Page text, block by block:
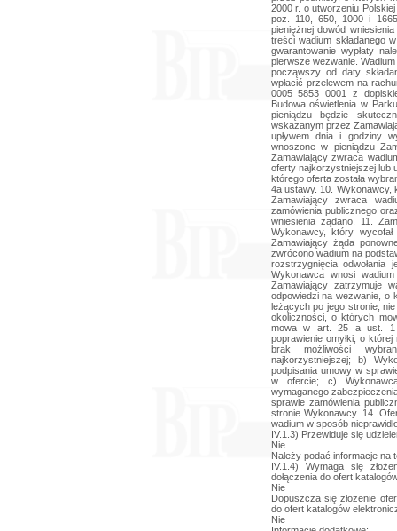
2000 r. o utworzeniu
poz. 110, 650, 1000 i
pieniężnej dowód
treści wadium składanego
gwarantowanie wypłaty
pierwsze wezwanie.
począwszy od daty
wpłacić przelewem na
0005 5853 0001 z
Budowa oświetlenia w
pieniądzu będzie
wskazanym przez
upływem dnia i godziny
wnoszone w pieniądzu
Zamawiający zwraca
oferty najkorzystniejszej lub
którego oferta została
4a ustawy. 10. Wykonawcy,
Zamawiający zwraca
zamówienia publicznego
wniesienia żądano. 11.
Wykonawcy, który
Zamawiający żąda
zwrócono wadium na
rozstrzygnięcia odwołania
Wykonawca wnosi
Zamawiający zatrzymuje
odpowiedzi na wezwanie,
leżących po jego stronie,
okoliczności, o których
mowa w art. 25 a ust. 1
poprawienie omyłki, o
brak możliwości
najkorzystniejszej; b)
podpisania umowy w
w ofercie; c)
wymaganego
sprawie zamówienia
stronie Wykonawcy. 14.
wadium w sposób
IV.1.3) Przewiduje się
Nie
Należy podać informacje na
IV.1.4) Wymaga się
dołączenia do ofert
Nie
Dopuszcza się złożenie
do ofert katalogów
Nie